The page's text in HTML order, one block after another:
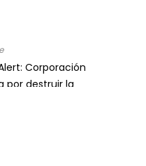
Corporación
por destruir la